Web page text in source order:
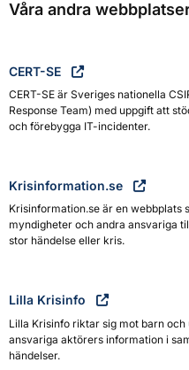
Våra andra
CERT-SE
CERT-SE är Sveriges nationella
Response Team) med uppgift att
och förebygga IT-incidenter.
Krisinformation.se
Krisinformation.se är en
myndigheter och andra ansvariga
stor händelse eller kris.
Lilla Krisinfo
Lilla Krisinfo riktar sig mot barn
ansvariga aktörers information i
händelser.